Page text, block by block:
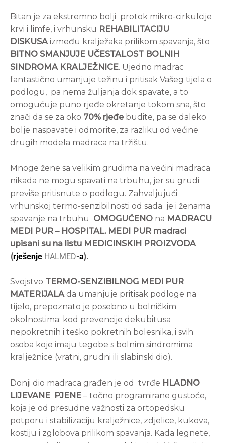
Bitan je za ekstremno bolji protok mikro-cirkulcije
krvi i limfe, i vrhunsku REHABILITACIJU
DISKUSAizmeđu kralježaka prilikom spavanja, što
BITNO SMANJUJE UČESTALOST BOLNIH
SINDROMA KRALJEŽNICE. Ujedno madrac
fantastično umanjuje težinu i pritisak Vašeg tijela o
podlogu, pa nema žuljanja dok spavate, a to
omogućuje puno rjeđe okretanje tokom sna, što
znači da se za oko 70% rjeđebudite, pa se daleko
bolje naspavate i odmorite, za razliku od većine
drugih modela madraca na tržištu.
Mnoge žene sa velikim grudima na većini madraca
nikada ne mogu spavati na trbuhu, jer su grudi
previše pritisnute o podlogu. Zahvaljujući
vrhunskoj termo-senzibilnosti od sada je i ženama
spavanje na trbuhu OMOGUĆENO na MADRACU
MEDI PUR – HOSPITAL. MEDI PUR madraci
upisani su na listu MEDICINSKIH PROIZVODA
(rješenje HALMED-a).
Svojstvo TERMO-SENZIBILNOG MEDI PUR
MATERIJALAda umanjuje pritisak podloge na
tijelo, prepoznato je posebno u bolničkim
okolnostima: kod prevencije dekubitusa
nepokretnih i teško pokretnih bolesnika, i svih
osoba koje imaju tegobe s bolnim sindromima
kralježnice (vratni, grudni ili slabinski dio).
Donji dio madraca građen je od tvrđe HLADNO
LIJEVANE PJENE – točno programirane gustoće,
koja je od presudne važnosti za ortopedsku
potporu i stabilizaciju kralježnice, zdjelice, kukova,
kostiju i zglobova prilikom spavanja. Kada legnete,